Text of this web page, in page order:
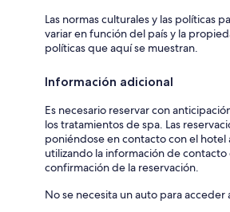
Las normas culturales y las políticas
variar en función del país y la
políticas que aquí se muestran.
Información adicional
Es necesario reservar con
los tratamientos de spa. Las
poniéndose en contacto con el hotel
utilizando la información de
confirmación de la reservación.
No se necesita un auto para acceder